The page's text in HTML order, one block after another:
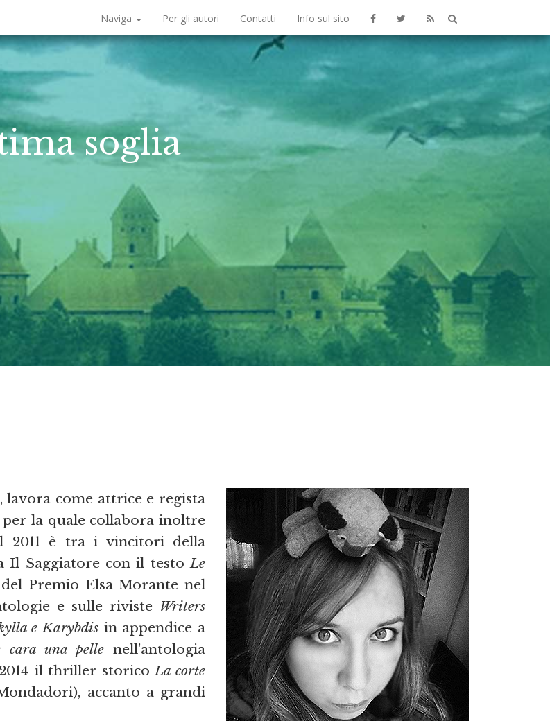
Naviga Per gli autori Contatti Info sul sito
soglia
lavora come attrice e regista
per la quale collabora inoltre
2011 è tra i vincitori della
Il Saggiatore con il testoLe
Premio Elsa Morante nel
e sulle riviste Writers
e Karybdis in appendice a
cara una pellenell'antologia
il thriller storicoLa corte
accanto a grandi